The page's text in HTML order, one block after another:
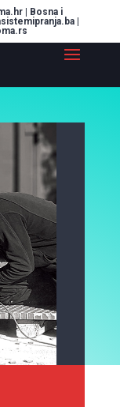
| Bosna i
|